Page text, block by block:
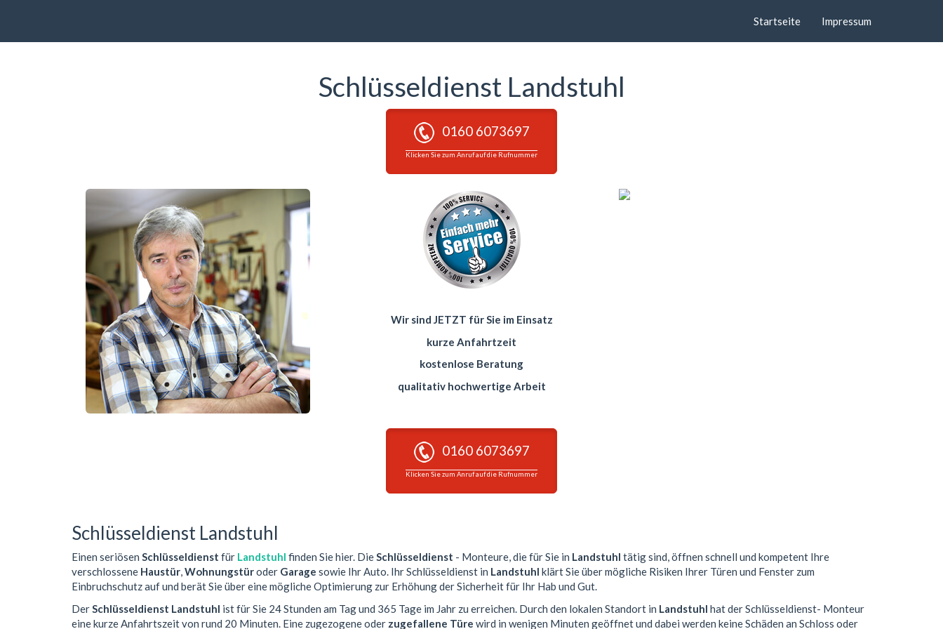
Startseite Impressum
Schlüsseldienst Landstuhl
0160 6073697
Klicken Sie zum Anruf auf die Rufnummer
Wir sind JETZT für Sie im Einsatz
kurze Anfahrtzeit
kostenlose Beratung
qualitativ hochwertige Arbeit
0160 6073697
Klicken Sie zum Anruf auf die Rufnummer
Schlüsseldienst Landstuhl
Einen seriösen Schlüsseldienst für Landstuhl finden Sie hier. DieSchlüsseldienst - Monteure, die für Sie in Landstuhl tätig sind, öffnen schnell und kompetent Ihre
verschlossene Haustür,Wohnungstüroder Garage sowie Ihr Auto. Ihr Schlüsseldienst in Landstuhl klärt Sie über mögliche Risiken Ihrer Türen und Fenster zum
Einbruchschutz auf und berät Sie über eine mögliche Optimierung zur Erhöhung der Sicherheit für Ihr Hab und Gut.
DerSchlüsseldienst Landstuhl ist für Sie 24 Stunden am Tag und 365 Tage im Jahr zu erreichen. Durch den lokalen Standort in Landstuhl hat der Schlüsseldienst- Monteur
eine kurze Anfahrtszeit von rund 20 Minuten. Eine zugezogene oder zugefallene Türe wird in wenigen Minuten geöffnet und dabei werden keine Schäden an Schloss oder